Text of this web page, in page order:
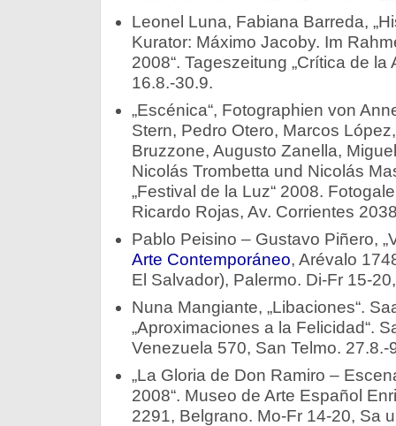
Leonel Luna, Fabiana Barreda,
Kurator: Máximo Jacoby. Im
2008“. Tageszeitung „Crítica de la
16.8.-30.9.
„Escénica“, Fotographien von
Stern, Pedro Otero, Marcos
Bruzzone, Augusto Zanella,
Nicolás Trombetta und Nicolás
„Festival de la Luz“ 2008.
Ricardo Rojas, Av. Corrientes
Pablo Peisino – Gustavo Piñero,
Arte Contemporáneo, Arévalo
El Salvador), Palermo. Di-Fr 15-
Nuna Mangiante, „Libaciones“.
„Aproximaciones a la Felicidad“.
Venezuela 570, San Telmo. 27.8.-
„La Gloria de Don Ramiro –
2008“. Museo de Arte Español
2291, Belgrano. Mo-Fr 14-20, Sa